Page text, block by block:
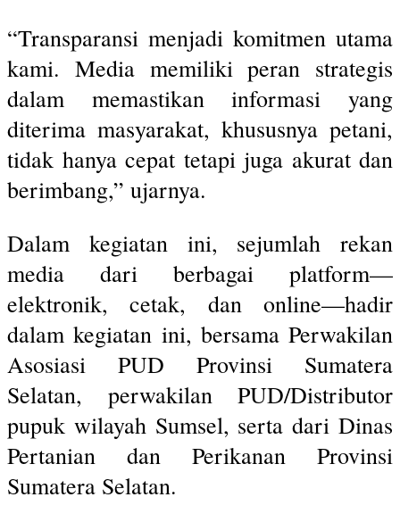
“Transparansi menjadi komitmen utama
kami. Media memiliki peran strategis
dalam memastikan informasi yang
diterima masyarakat, khususnya petani,
tidak hanya cepat tetapi juga akurat dan
berimbang,” ujarnya.
Dalam kegiatan ini, sejumlah rekan
media dari berbagai platform—
elektronik, cetak, dan online—hadir
dalam kegiatan ini, bersama Perwakilan
Asosiasi PUD Provinsi Sumatera
Selatan, perwakilan PUD/Distributor
pupuk wilayah Sumsel, serta dari Dinas
Pertanian dan Perikanan Provinsi
Sumatera Selatan.